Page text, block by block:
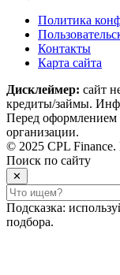
Политика
Контакты
Карта сайта
Дисклеймер: сайт
кредиты/займы.
Перед оформлением
организации.
© 2025 CPL
Поиск по сайту
✕
Подсказка:
подбора.